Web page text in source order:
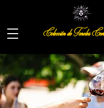
Colección de Toneles